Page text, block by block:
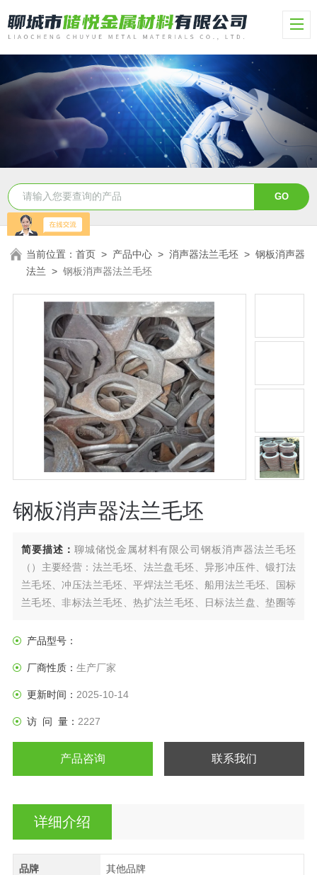
当前位置：首页 > 产品中心 >消声器法兰毛坯 >钢板消声器
法兰 >钢板消声器法兰毛坯
钢板消声器法兰毛坯
简要描述： 聊城储悦金属材料有限公司钢板消声器法兰毛坯
（）主要经营：法兰毛坯、法兰盘毛坯、异形冲压件、锻打法
兰毛坯、冲压法兰毛坯、平焊法兰毛坯、船用法兰毛坯、国标
兰毛坯、非标法兰毛坯、热扩法兰毛坯、日标法兰盘、垫圈等
产品型号：
厂商性质： 生产厂家
更新时间： 2025-10-14
访 问 量： 2227
产品咨询 联系我们
详细介绍
品牌 其他品牌